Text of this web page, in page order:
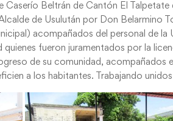
Caserío Beltrán de Cantón El
de Usulután por Don Belarmino
acompañados del personal de la
fueron juramentados por la
de su comunidad, acompañados
a los habitantes. Trabajando